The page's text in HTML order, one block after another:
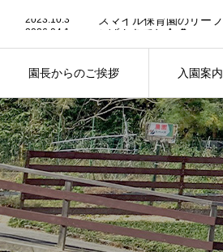
園長からのご挨拶 入園案内
2026.04.1 ✨げんきでね会💕
2026.03.13 🌻お外でお弁当🌷
2026.02.6 👹今年も鬼が来た！！👹